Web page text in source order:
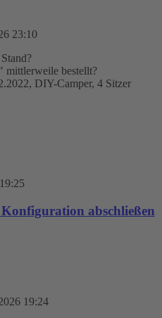
23:10
mittlerweile bestellt?
DIY-Camper, 4 Sitzer
abschließen
19:24